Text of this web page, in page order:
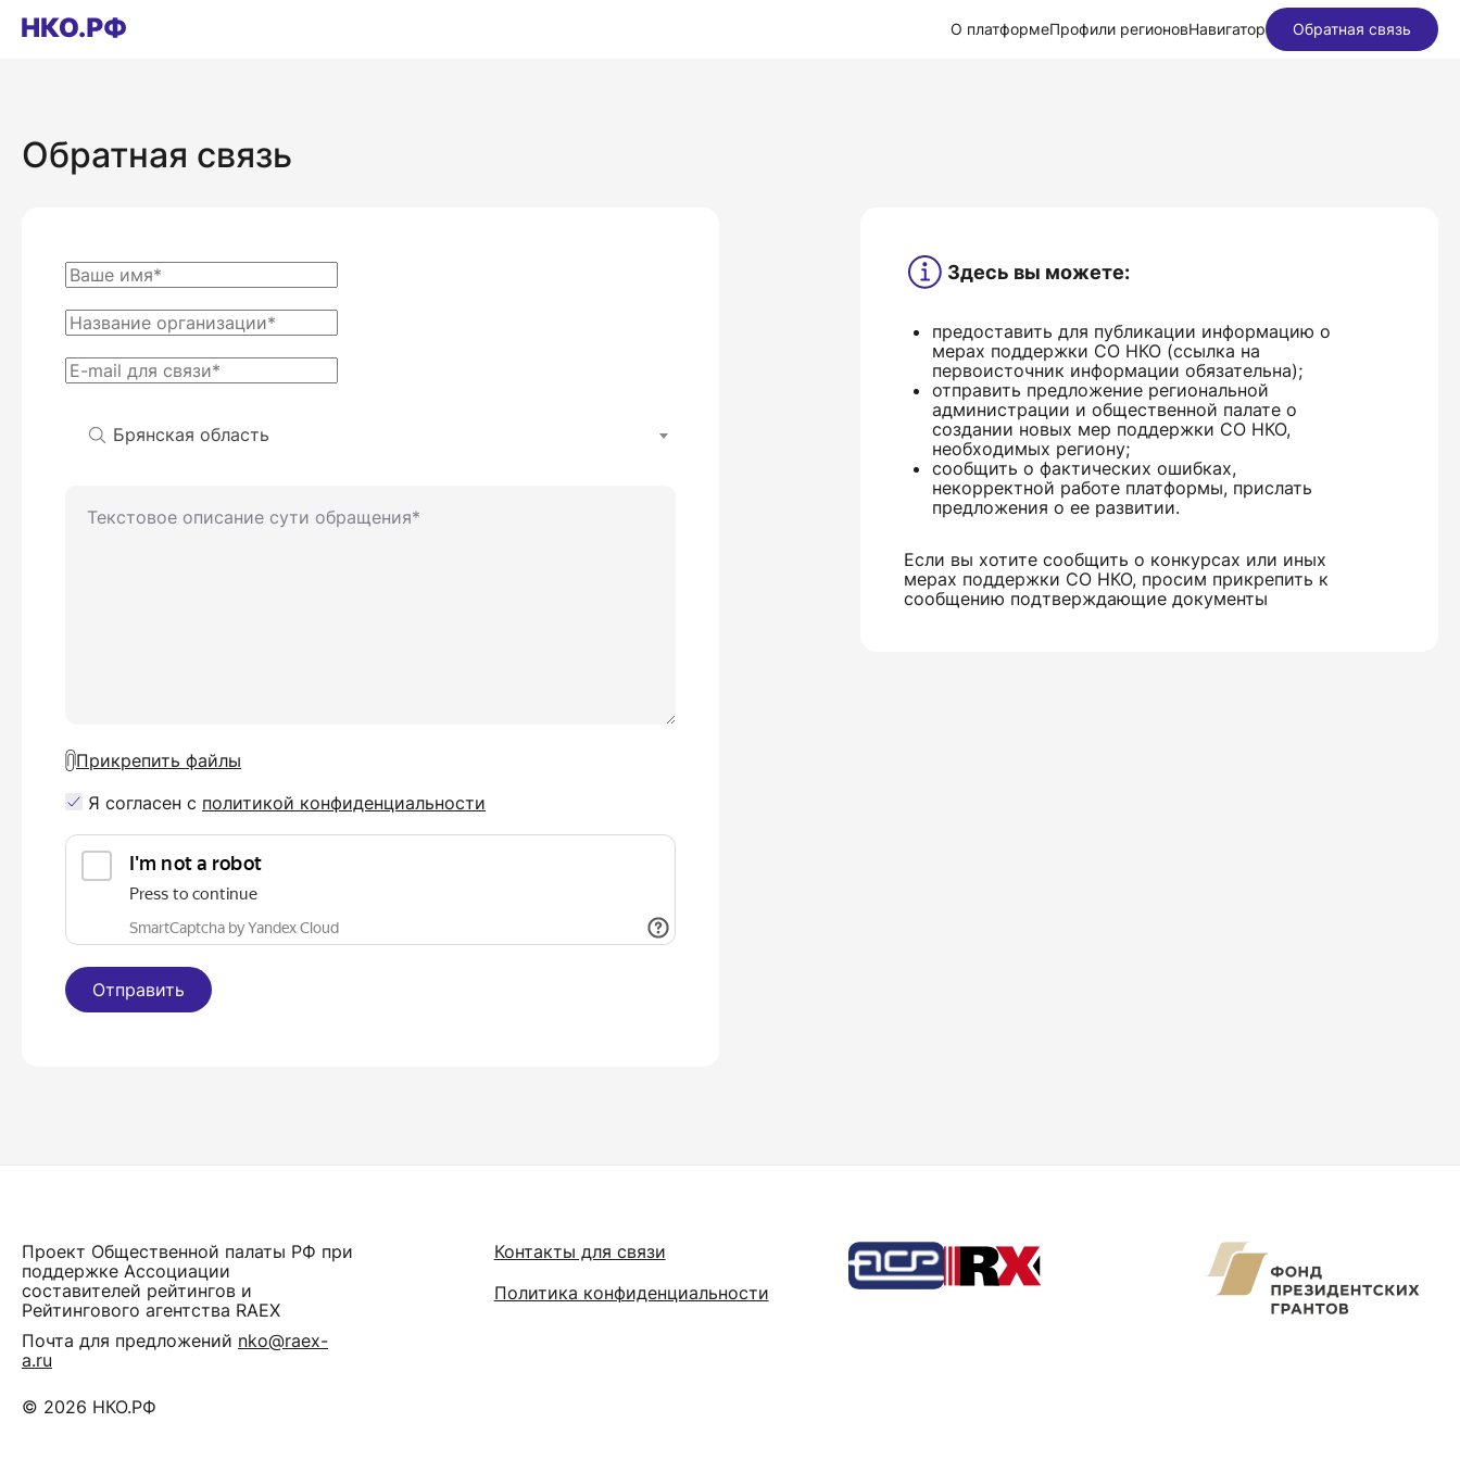
О платформеПрофили регионовНавигатор Обратная связь
Обратная связь
Брянская область
Прикрепить файлы
Я согласен с политикой конфиденциальности
Отправить
Здесь вы можете:
предоставить для публикации информацию о
мерах поддержки СО НКО (ссылка на
первоисточник информации обязательна);
отправить предложение региональной
администрации и общественной палате о
создании новых мер поддержки СО НКО,
необходимых региону;
сообщить о фактических ошибках,
некорректной работе платформы, прислать
предложения о ее развитии.
Если вы хотите сообщить о конкурсах или иных
мерах поддержки СО НКО, просим прикрепить к
сообщению подтверждающие документы
Проект Общественной палаты РФ при
поддержке Ассоциации
составителей рейтингов и
Рейтингового агентства RAEX
Почта для предложений nko@raex-
a.ru
© 2026 НКО.РФ
Контакты для связи
Политика конфиденциальности